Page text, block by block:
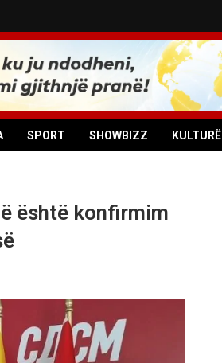
SPORT SHOWBIZZ KULTURË
është konfirmim